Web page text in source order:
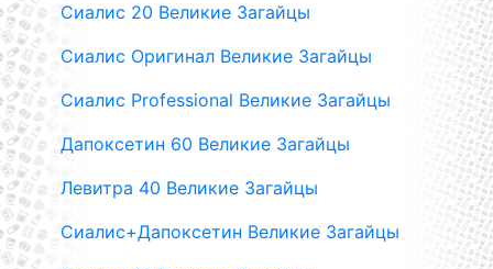
Сиалис 20 Великие Загайцы
Сиалис Оригинал Великие Загайцы
Сиалис Professional Великие Загайцы
Дапоксетин 60 Великие Загайцы
Левитра 40 Великие Загайцы
Сиалис+Дапоксетин Великие Загайцы